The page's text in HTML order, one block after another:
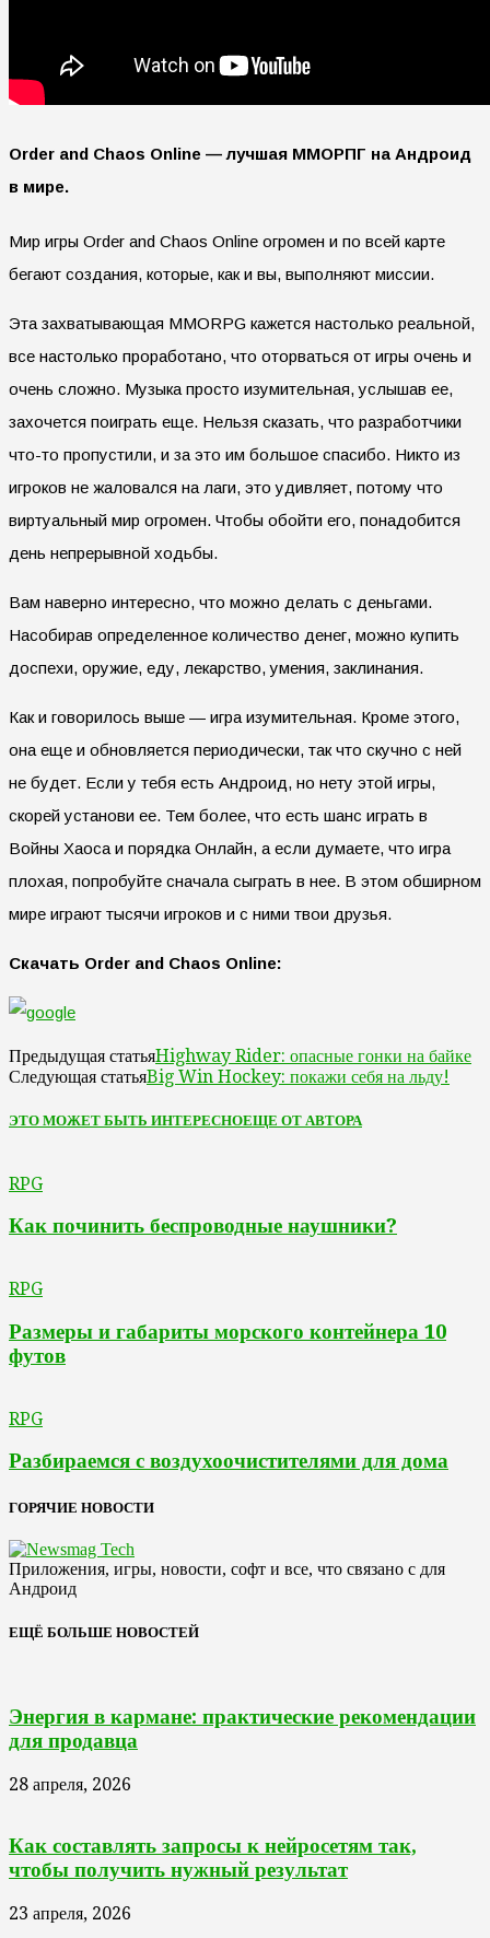
Order and Chaos Online — лучшая ММОРПГ на Андроид
в мире.
Мир игры Order and Chaos Online огромен и по всей карте
бегают создания, которые, как и вы, выполняют миссии.
Эта захватывающая MMORPG кажется настолько реальной,
все настолько проработано, что оторваться от игры очень и
очень сложно. Музыка просто изумительная, услышав ее,
захочется поиграть еще. Нельзя сказать, что разработчики
что-то пропустили, и за это им большое спасибо. Никто из
игроков не жаловался на лаги, это удивляет, потому что
виртуальный мир огромен. Чтобы обойти его, понадобится
день непрерывной ходьбы.
Вам наверно интересно, что можно делать с деньгами.
Насобирав определенное количество денег, можно купить
доспехи, оружие, еду, лекарство, умения, заклинания.
Как и говорилось выше — игра изумительная. Кроме этого,
она еще и обновляется периодически, так что скучно с ней
не будет. Если у тебя есть Андроид, но нету этой игры,
скорей установи ее. Тем более, что есть шанс играть в
Войны Хаоса и порядка Онлайн, а если думаете, что игра
плохая, попробуйте сначала сыграть в нее. В этом обширном
мире играют тысячи игроков и с ними твои друзья.
Скачать Order and Chaos Online:
Предыдущая статьяHighway Rider: опасные гонки на байке
Следующая статьяBig Win Hockey: покажи себя на льду!
ЭТО МОЖЕТ БЫТЬ ИНТЕРЕСНОЕЩЕ ОТ АВТОРА
RPG
Как починить беспроводные наушники?
RPG
Размеры и габариты морского контейнера 10
футов
RPG
Разбираемся с воздухоочистителями для дома
ГОРЯЧИЕ НОВОСТИ
Приложения, игры, новости, софт и все, что связано с для
Андроид
ЕЩЁ БОЛЬШЕ НОВОСТЕЙ
Энергия в кармане: практические рекомендации
для продавца
28 апреля, 2026
Как составлять запросы к нейросетям так,
чтобы получить нужный результат
23 апреля, 2026